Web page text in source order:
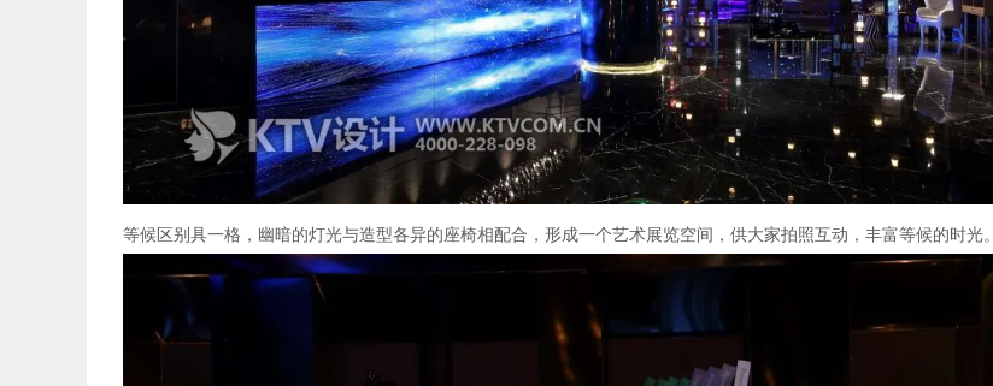
等候区别具一格，幽暗的灯光与造型各异的座椅相配合，形成一个艺术展览空间，供大家拍照互动，丰富等候的时光。